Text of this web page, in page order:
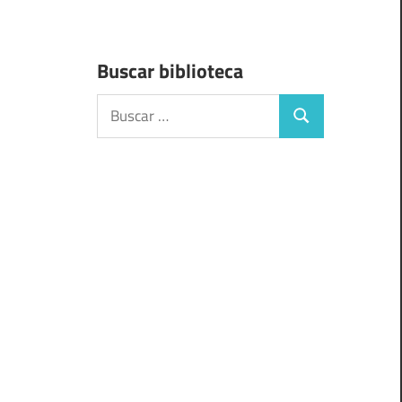
Buscar biblioteca
Buscar:
Buscar